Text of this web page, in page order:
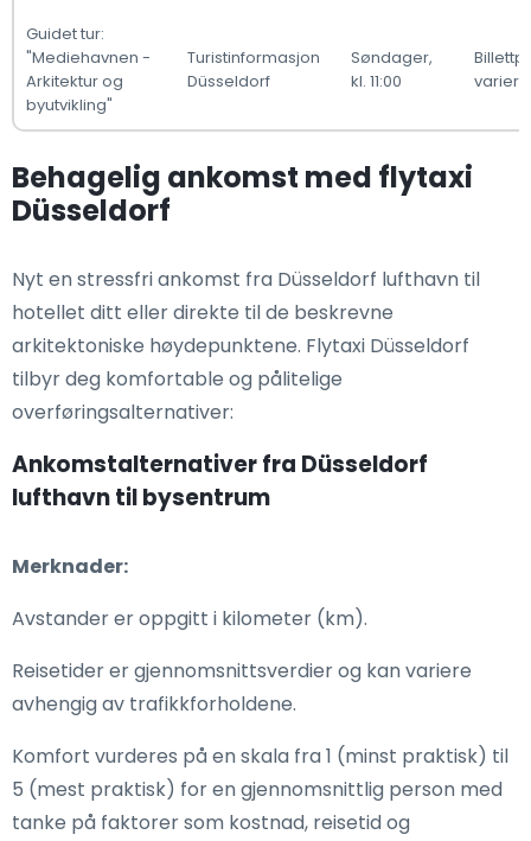
Guidet tur:
"Mediehavnen -
Arkitektur og
byutvikling"
Turistinformasjon
Düsseldorf
Søndager,
kl. 11:00
Behagelig ankomst med flytaxi
Düsseldorf
Nyt en stressfri ankomst fra Düsseldorf lufthavn til
hotellet ditt eller direkte til de beskrevne
arkitektoniske høydepunktene. Flytaxi Düsseldorf
tilbyr deg komfortable og pålitelige
overføringsalternativer:
Ankomstalternativer fra Düsseldorf
lufthavn til bysentrum
Merknader:
Avstander er oppgitt i kilometer (km).
Reisetider er gjennomsnittsverdier og kan variere
avhengig av trafikkforholdene.
Komfort vurderes på en skala fra 1 (minst praktisk) til
5 (mest praktisk) for en gjennomsnittlig person med
tanke på faktorer som kostnad, reisetid og